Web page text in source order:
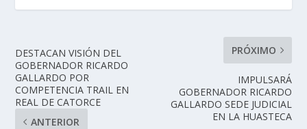
DESTACAN VISIÓN DEL
GOBERNADOR RICARDO
GALLARDO POR
COMPETENCIA TRAIL EN
REAL DE CATORCE
ANTERIOR
PRÓXIMO
IMPULSARÁ
GOBERNADOR RICARDO
GALLARDO SEDE JUDICIAL
EN LA HUASTECA